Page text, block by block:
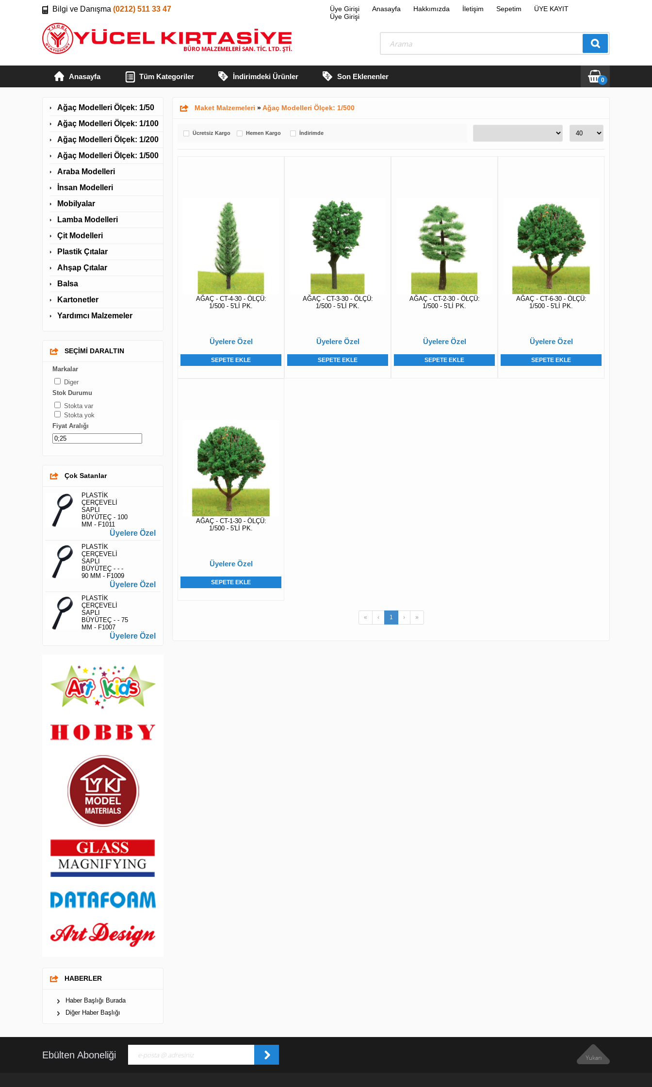
Bilgi ve Danışma (0212) 511 33 47 Üye Girişi Anasayfa Hakkımızda İletişim Sepetim
ÜYE KAYIT
Üye Girişi
Anasayfa Tüm Kategoriler İndirimdeki Ürünler Son Eklenenler 0
Ağaç Modelleri Ölçek: 1/50
Ağaç Modelleri Ölçek: 1/100
Ağaç Modelleri Ölçek: 1/200
Ağaç Modelleri Ölçek: 1/500
Araba Modelleri
İnsan Modelleri
Mobilyalar
Lamba Modelleri
Çit Modelleri
Plastik Çıtalar
Ahşap Çıtalar
Balsa
Kartonetler
Yardımcı Malzemeler
SEÇİMİ DARALTIN
Markalar
Diger
Stok Durumu
Stokta var
Stokta yok
Fiyat Aralığı
Çok Satanlar
PLASTİK
ÇERÇEVELİ
SAPLI
BÜYÜTEÇ - 100
MM - F1011
Üyelere Özel
PLASTİK
ÇERÇEVELİ
SAPLI
BÜYÜTEÇ - - -
90 MM - F1009
Üyelere Özel
PLASTİK
ÇERÇEVELİ
SAPLI
BÜYÜTEÇ - - 75
MM - F1007
Üyelere Özel
HABERLER
Haber Başlığı Burada
Diğer Haber Başlığı
Maket Malzemeleri »Ağaç Modelleri Ölçek: 1/500
Ücretsiz Kargo Hemen Kargo İndirimde
AĞAÇ - CT-4-30 - ÖLÇÜ:
1/500 - 5'Lİ PK.
Üyelere Özel
SEPETE EKLE
AĞAÇ - CT-3-30 - ÖLÇÜ:
1/500 - 5'Lİ PK.
Üyelere Özel
SEPETE EKLE
AĞAÇ - CT-2-30 - ÖLÇÜ:
1/500 - 5'Lİ PK.
Üyelere Özel
SEPETE EKLE
AĞAÇ - CT-6-30 - ÖLÇÜ:
1/500 - 5'Lİ PK.
Üyelere Özel
SEPETE EKLE
AĞAÇ - CT-1-30 - ÖLÇÜ:
1/500 - 5'Lİ PK.
Üyelere Özel
SEPETE EKLE
« ‹ 1 › »
Ebülten Aboneliği